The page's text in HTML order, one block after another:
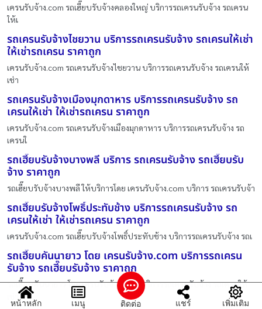
เครนรับจ้าง.com รถเฮี๊ยบรับจ้างคลองใหญ่ บริการรถเครนรับจ้าง รถเครน
ให้เ
รถเครนรับจ้างไชยวาน บริการรถเครนรับจ้าง รถเครนให้เช่า
ให้เช่ารถเครน ราคาถูก
เครนรับจ้าง.com รถเครนรับจ้างไชยวาน บริการรถเครนรับจ้าง รถเครนให้
เช่า
รถเครนรับจ้างเมืองมุกดาหาร บริการรถเครนรับจ้าง รถ
เครนให้เช่า ให้เช่ารถเครน ราคาถูก
เครนรับจ้าง.com รถเครนรับจ้างเมืองมุกดาหาร บริการรถเครนรับจ้าง รถ
เครนใ
รถเฮี๊ยบรับจ้างบางพลี บริการ รถเครนรับจ้าง รถเฮี๊ยบรับ
จ้าง ราคาถูก
รถเฮี๊ยบรับจ้างบางพลี ให้บริการโดย เครนรับจ้าง.com บริการ รถเครนรับจ้า
รถเฮี๊ยบรับจ้างโพธิ์ประทับช้าง บริการรถเครนรับจ้าง รถ
เครนให้เช่า ให้เช่ารถเครน ราคาถูก
เครนรับจ้าง.com รถเฮี๊ยบรับจ้างโพธิ์ประทับช้าง บริการรถเครนรับจ้าง รถเ
รถเฮี๊ยบคันนายาว โดย เครนรับจ้าง.com บริการรถเครน
รับจ้าง รถเฮี๊ยบรับจ้าง ราคาถูก
รถเฮี๊ยบคันนายาว โดย เครนรับจ้าง.com บริการรถเครนรับจ้าง รถเครนให้
เช่า
หน้าหลัก เมนู ติดต่อ แชร์ เพิ่มเติม